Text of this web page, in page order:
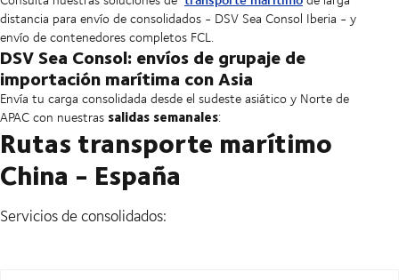
distancia para envío de consolidados - DSV Sea Consol Iberia - y
envío de contenedores completos FCL.
DSV Sea Consol: envíos de grupaje de
importación marítima con Asia
Envía tu carga consolidada desde el sudeste asiático y Norte de
APAC con nuestras salidas semanales:
Rutas transporte marítimo
China - España
Servicios de consolidados: